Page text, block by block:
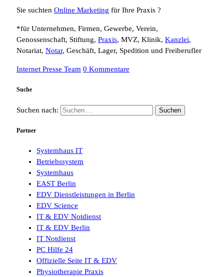
Sie suchten Online Marketing für Ihre Praxis ?
*für Unternehmen, Firmen, Gewerbe, Verein,
Genossenschaft, Stiftung, Praxis, MVZ, Klinik, Kanzlei,
Notariat, Notar, Geschäft, Lager, Spedition und Freiberufler
Internet Presse Team 0 Kommentare
Suche
Suchen nach:
Partner
Systemhaus IT
Betriebssystem
Systemhaus
EAST Berlin
EDV Dienstleistungen in Berlin
EDV Science
IT & EDV Notdienst
IT & EDV Berlin
IT Notdienst
PC Hilfe 24
Offizielle Seite IT & EDV
Physiotherapie Praxis